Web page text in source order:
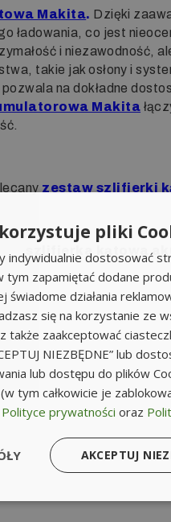
Makita. Dzięki
ładowania, co jest
i niezawodność,
takie jak osłony i
na dokładne
Makita
zestaw szlifierki
pliki
indywidualnie dostosować
tym zapamiętać dodane
świadome działania
się na korzystanie ze
także zaakceptować
NIEZBĘDNE” lub
lub dostępu do plików
tym całkowicie je
Polityce prywatności oraz
AKCEPTUJ